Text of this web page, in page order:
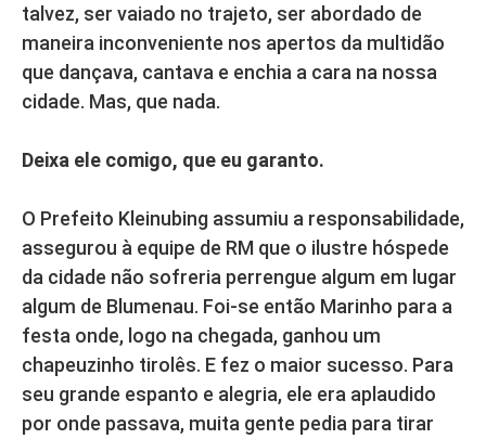
talvez, ser vaiado no trajeto, ser abordado de
maneira inconveniente nos apertos da multidão
que dançava, cantava e enchia a cara na nossa
cidade. Mas, que nada.
Deixa ele comigo, que eu garanto.
O Prefeito Kleinubing assumiu a responsabilidade,
assegurou à equipe de RM que o ilustre hóspede
da cidade não sofreria perrengue algum em lugar
algum de Blumenau. Foi-se então Marinho para a
festa onde, logo na chegada, ganhou um
chapeuzinho tirolês. E fez o maior sucesso. Para
seu grande espanto e alegria, ele era aplaudido
por onde passava, muita gente pedia para tirar